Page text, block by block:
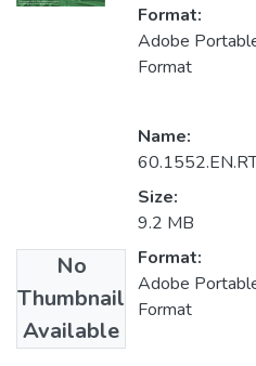
Format:
Adobe
Format
No
Thumbnail
Available
Name:
Size:
9.2 MB
Format:
Adobe
Format